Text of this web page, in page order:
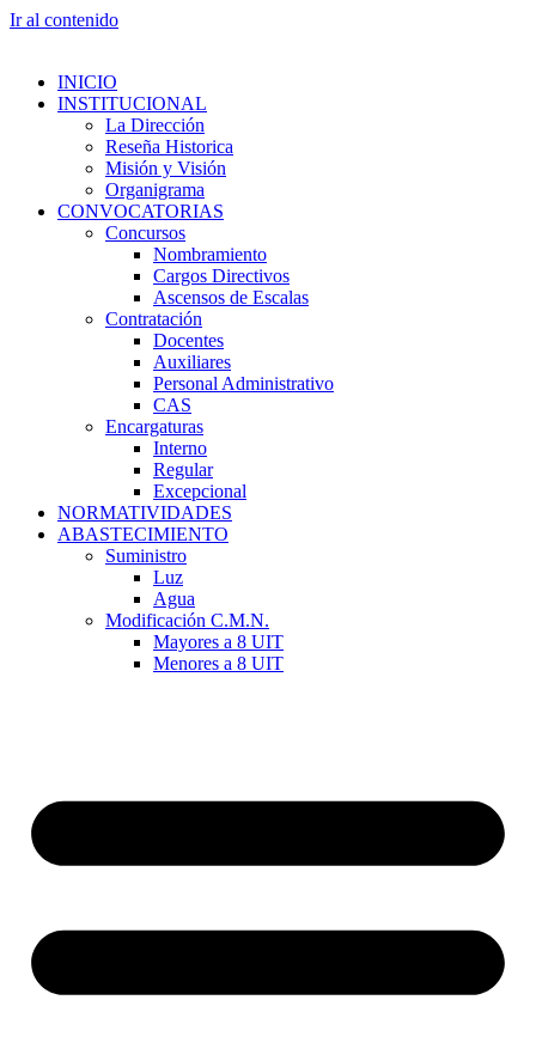
Ir al contenido
INICIO
INSTITUCIONAL
La Dirección
Reseña Historica
Misión y Visión
Organigrama
CONVOCATORIAS
Concursos
Nombramiento
Cargos Directivos
Ascensos de Escalas
Contratación
Docentes
Auxiliares
Personal Administrativo
CAS
Encargaturas
Interno
Regular
Excepcional
NORMATIVIDADES
ABASTECIMIENTO
Suministro
Luz
Agua
Modificación C.M.N.
Mayores a 8 UIT
Menores a 8 UIT